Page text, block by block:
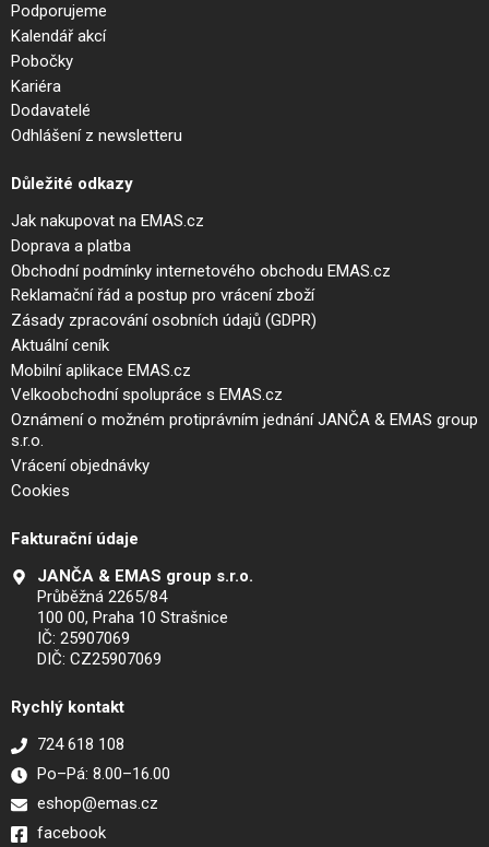
Podporujeme
Kalendář akcí
Pobočky
Kariéra
Dodavatelé
Odhlášení z newsletteru
Důležité odkazy
Jak nakupovat na EMAS.cz
Doprava a platba
Obchodní podmínky internetového obchodu EMAS.cz
Reklamační řád a postup pro vrácení zboží
Zásady zpracování osobních údajů (GDPR)
Aktuální ceník
Mobilní aplikace EMAS.cz
Velkoobchodní spolupráce s EMAS.cz
Oznámení o možném protiprávním jednání JANČA & EMAS group
s.r.o.
Vrácení objednávky
Cookies
Fakturační údaje
JANČA & EMAS group s.r.o.
Průběžná 2265/84
100 00, Praha 10 Strašnice
IČ: 25907069
DIČ: CZ25907069
Rychlý kontakt
724 618 108
Po–Pá: 8.00–16.00
eshop@emas.cz
facebook